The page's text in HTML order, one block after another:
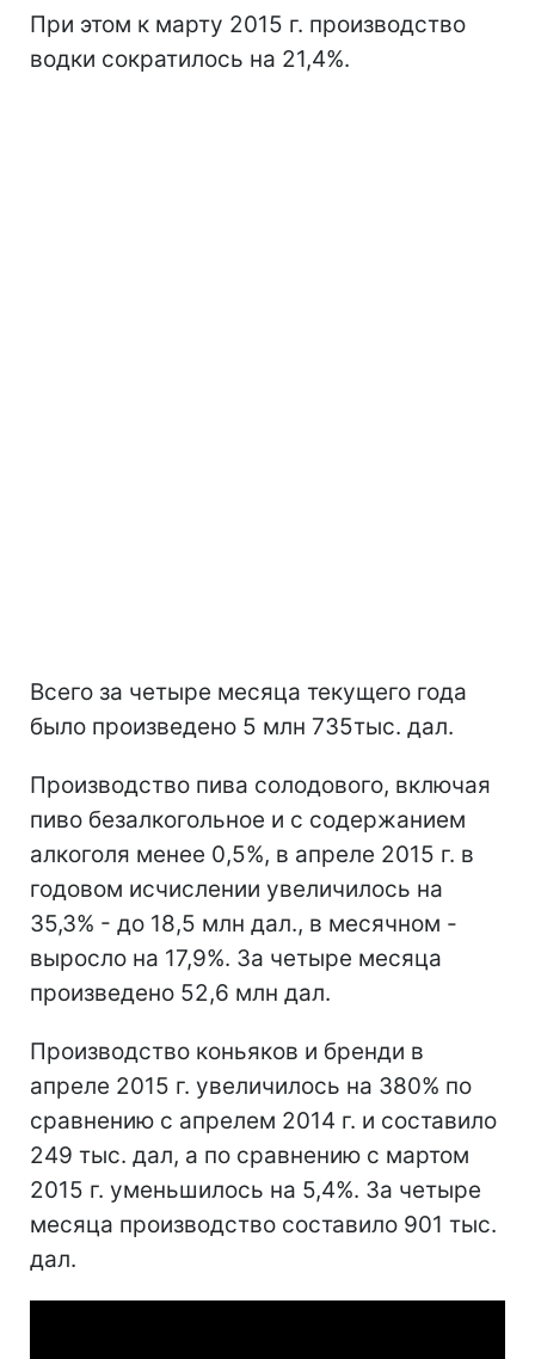
При этом к марту 2015 г. производство
водки сократилось на 21,4%.
Всего за четыре месяца текущего года
было произведено 5 млн 735тыс. дал.
Производство пива солодового, включая
пиво безалкогольное и с содержанием
алкоголя менее 0,5%, в апреле 2015 г. в
годовом исчислении увеличилось на
35,3% - до 18,5 млн дал., в месячном -
выросло на 17,9%. За четыре месяца
произведено 52,6 млн дал.
Производство коньяков и бренди в
апреле 2015 г. увеличилось на 380% по
сравнению с апрелем 2014 г. и составило
249 тыс. дал, а по сравнению с мартом
2015 г. уменьшилось на 5,4%. За четыре
месяца производство составило 901 тыс.
дал.